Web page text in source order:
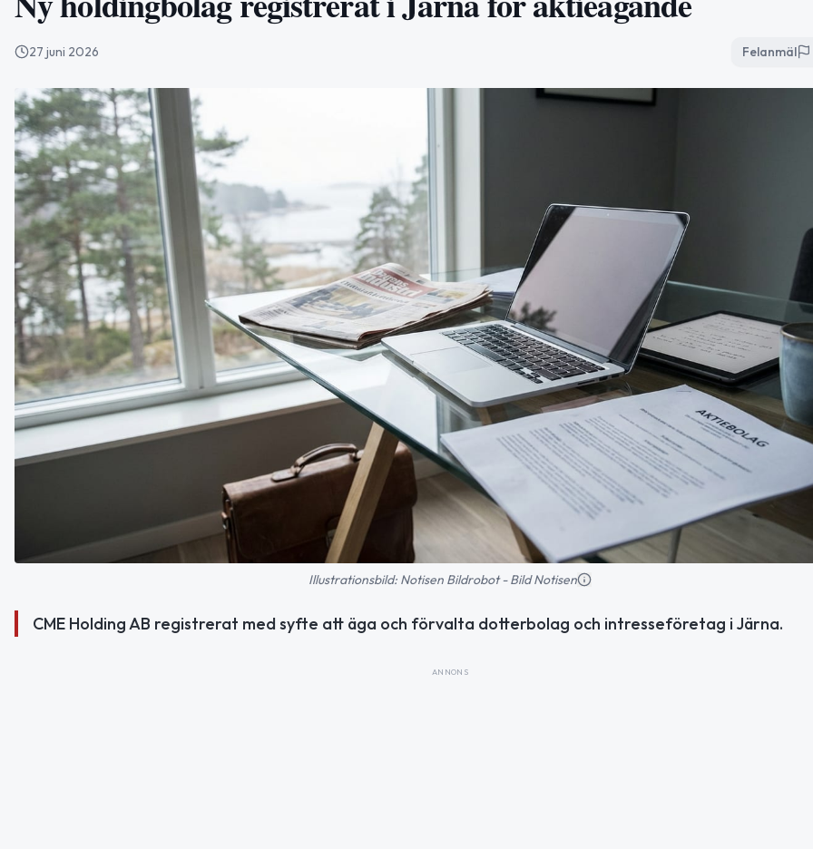
27 juni 2026 Felanmäl
Illustrationsbild: Notisen Bildrobot - Bild Notisen
CME Holding AB registrerat med syfte att äga och förvalta dotterbolag och intresseföretag i Järna.
ANNONS